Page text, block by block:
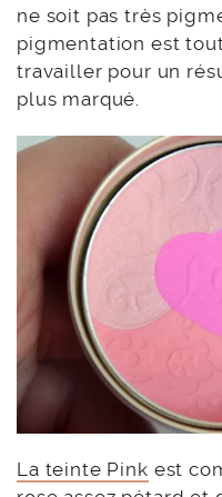
ne soit pas très
pigmentation est
travailler pour un
plus marqué.
La teinte Pink est